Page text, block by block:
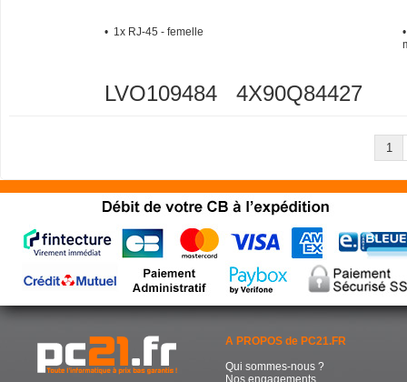
• 1x RJ-45 - femelle
LVO109484 4X90Q84427
1
A PROPOS de PC21.FR
Qui sommes-nous ?
Nos engagements